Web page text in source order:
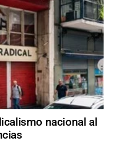
nacional al